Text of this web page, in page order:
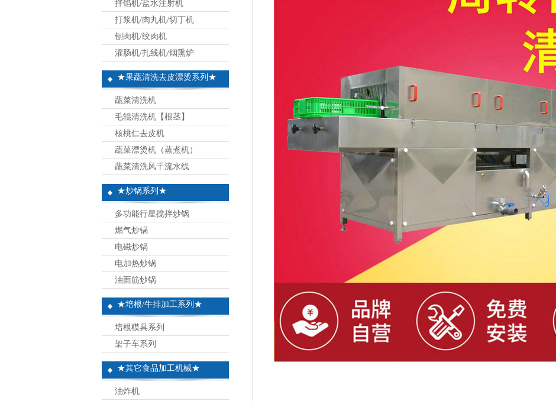
拌馅机/盐水注射机
打浆机/肉丸机/切丁机
刨肉机/绞肉机
灌肠机/扎线机/烟熏炉
★果蔬清洗去皮漂烫系列★
蔬菜清洗机
毛辊清洗机【根茎】
核桃仁去皮机
蔬菜漂烫机（蒸煮机）
蔬菜清洗风干流水线
★炒锅系列★
多功能行星搅拌炒锅
燃气炒锅
电磁炒锅
电加热炒锅
油面筋炒锅
★培根/牛排加工系列★
培根模具系列
架子车系列
★其它食品加工机械★
油炸机